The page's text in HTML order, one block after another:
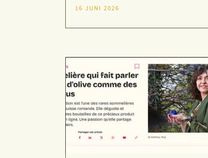
16 JUNI 2026